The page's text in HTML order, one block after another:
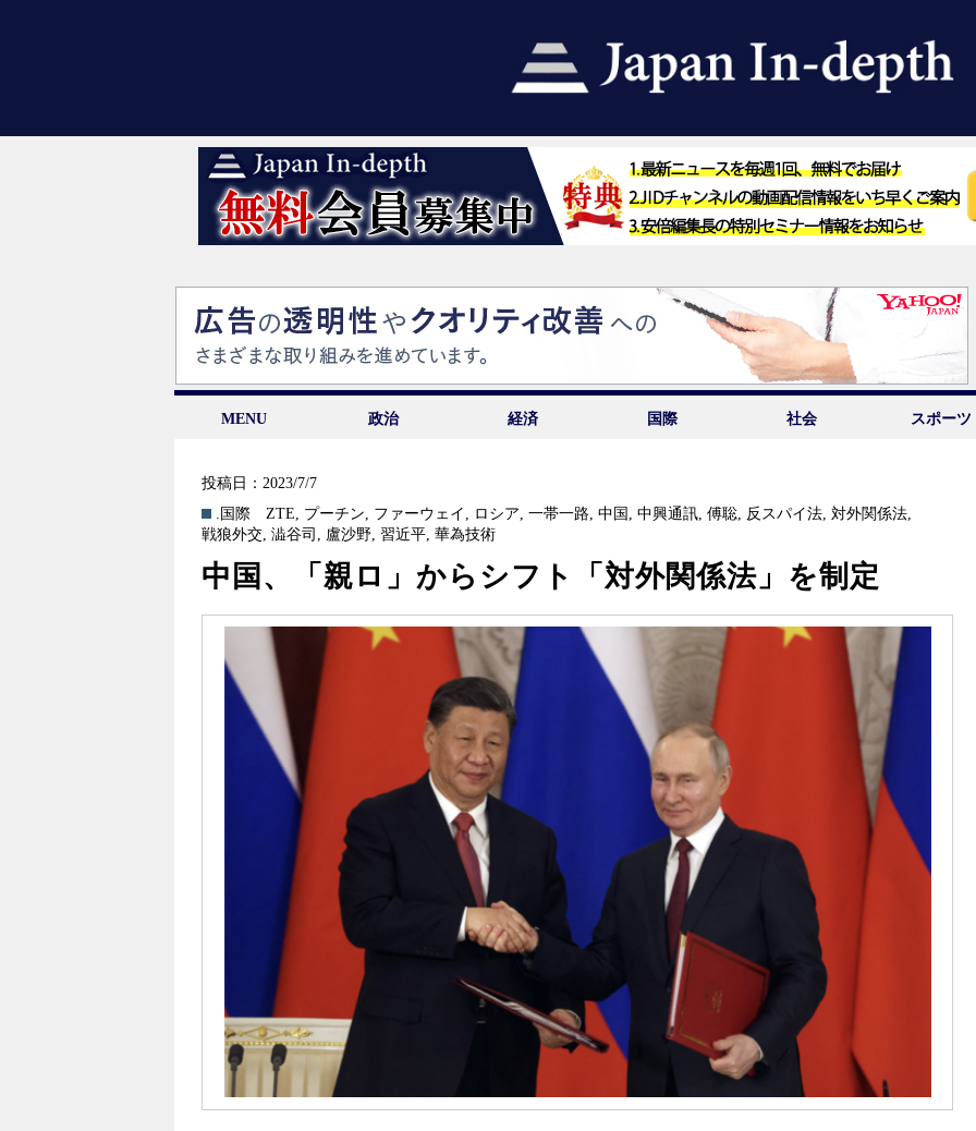
MENU 政治 経済 国際 社会 スポーツ
投稿日：2023/7/7
.国際
ZTE, プーチン, ファーウェイ , ロシア,一帯一路,中国 ,中興通訊,傅聡, 反スパイ法,対外関係法,
戦狼外交, 澁谷司 , 盧沙野, 習近平, 華為技術
中国、「親ロ」からシフト「対外関係法」を制定